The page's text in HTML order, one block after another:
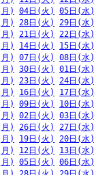
) 04日(火) 05日(水)
) 28日(火) 29日(水)
) 21日(火) 22日(水)
) 14日(火) 15日(水)
) 07日(火) 08日(水)
) 30日(火) 01日(水)
) 23日(火) 24日(水)
) 16日(火) 17日(水)
) 09日(火) 10日(水)
) 02日(火) 03日(水)
) 26日(火) 27日(水)
) 19日(火) 20日(水)
) 12日(火) 13日(水)
) 05日(火) 06日(水)